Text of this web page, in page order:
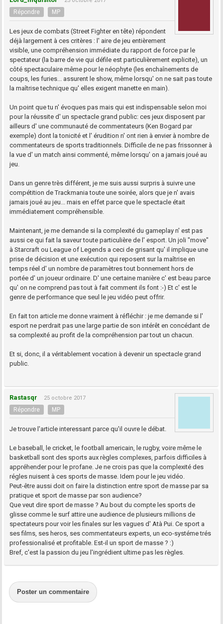
Répondre MP
Les jeux de combats (Street Fighter en tête) répondent
déjà largement à ces critères : l' aire de jeu entièrement
visible, une compréhension immédiate du rapport de force par le
spectateur (la barre de vie qui défile est particulièrement explicite), un
côté spectaculaire même pour le néophyte (les enchaînements de
coups, les furies... assurent le show, même lorsqu' on ne sait pas toute
la maîtrise technique qu' elles exigent manette en main).
Un point que tu n' évoques pas mais qui est indispensable selon moi
pour la réussite d' un spectacle grand public: ces jeux disposent par
ailleurs d' une communauté de commentateurs (Ken Bogard par
exemple) dont la tonicité et l' érudition n' ont rien à envier à nombre de
commentateurs de sports traditionnels. Difficile de ne pas frissonner à
la vue d' un match ainsi commenté, même lorsqu' on a jamais joué au
jeu.
Dans un genre très différent, je me suis aussi surpris à suivre une
compétition de Trackmania toute une soirée, alors que je n' avais
jamais joué au jeu... mais en effet parce que le spectacle était
immédiatement compréhensible.
Maintenant, je me demande si la complexité du gameplay n' est pas
aussi ce qui fait la saveur toute particulière de l' esport. Un joli "move"
à Starcraft ou League of Legends a ceci de grisant qu' il implique une
prise de décision et une exécution qui reposent sur la maîtrise en
temps réel d' un nombre de paramètres tout bonnement hors de
portée d' un joueur ordinaire. D' une certaine manière c' est beau parce
qu' on ne comprend pas tout à fait comment ils font :-) Et c' est le
genre de performance que seul le jeu vidéo peut offrir.
En fait ton article me donne vraiment à réfléchir : je me demande si l'
esport ne perdrait pas une large partie de son intérêt en concédant de
sa complexité au profit de la compréhension par tout un chacun.
Et si, donc, il a véritablement vocation à devenir un spectacle grand
public.
Rastasqr 25 octobre 2017
Répondre MP
Je trouve l'article interessant parce qu'il ouvre le débat.
Le baseball, le cricket, le football americain, le rugby, voire même le
basketball sont des sports aux règles complexes, parfois difficiles à
appréhender pour le profane. Je ne crois pas que la complexité des
régles nuisent à ces sports de masse. Idem pour le jeu vidéo.
Peut-être aussi doit on faire la distinction entre sport de masse par sa
pratique et sport de masse par son audience?
Que veut dire sport de masse ? Au bout du compte les sports de
glisse comme le surf attire une audience de plusieurs millions de
spectateurs pour voir les finales sur les vagues d' Atà Pui. Ce sport a
ses films, ses heros, ses commentateurs experts, un eco-systéme trés
professionalisé et profitable. Est-il un sport de masse ? :)
Bref, c'est la passion du jeu l'ingrédient ultime pas les règles.
Poster un commentaire